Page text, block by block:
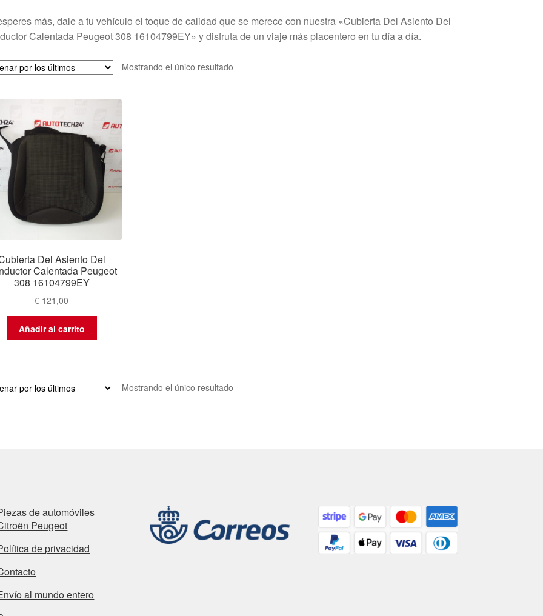
más, dale a tu vehículo el toque de calidad que se merece con nuestra «Cubierta Del Asiento Del
Calentada Peugeot 308 16104799EY» y disfruta de un viaje más placentero en tu día a día.
Mostrando el único resultado
Del Asiento Del
Calentada Peugeot
308 16104799EY
€ 121,00
Añadir al carrito
Mostrando el único resultado
de automóviles
Peugeot
de privacidad
al mundo entero